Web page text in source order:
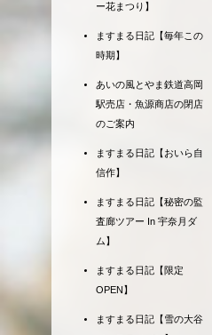
ー花まつり】
ますまる日記【毎年この
時期】
あいの風とやま鉄道高岡
駅売店・魚源商店の閉店
のご案内
ますまる日記【おいら自
信作】
ますまる日記【秘密の監
査廊ツアー In 宇奈月ダ
ム】
ますまる日記【限定
OPEN】
ますまる日記【雪の大谷